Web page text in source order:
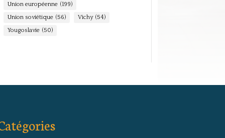
Union européenne (199)
Union soviétique (56) Vichy (54)
Yougoslavie (50)